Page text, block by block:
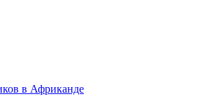
в Африканде